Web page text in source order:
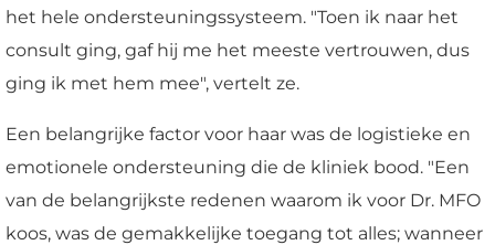
het hele ondersteuningssysteem. "Toen ik naar het
consult ging, gaf hij me het meeste vertrouwen, dus
ging ik met hem mee", vertelt ze.
Een belangrijke factor voor haar was de logistieke en
emotionele ondersteuning die de kliniek bood. "Een
van de belangrijkste redenen waarom ik voor Dr. MFO
koos, was de gemakkelijke toegang tot alles; wanneer